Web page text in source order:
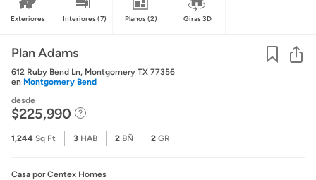
Exteriores Interiores(7) Planos(2) Giras 3D
Plan Adams
612 Ruby Bend Ln, Montgomery TX 77356
en Montgomery Bend
desde
$225,990
1,244 Sq Ft 3 HAB 2 BÑ 2 GR
Casa por Centex Homes